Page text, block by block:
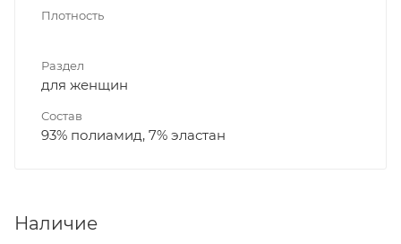
Плотность
Раздел
для женщин
Состав
93% полиамид, 7% эластан
Наличие